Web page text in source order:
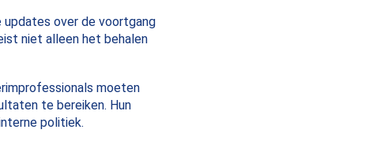
over de voortgang
niet alleen het behalen
moeten
te bereiken. Hun
politiek.